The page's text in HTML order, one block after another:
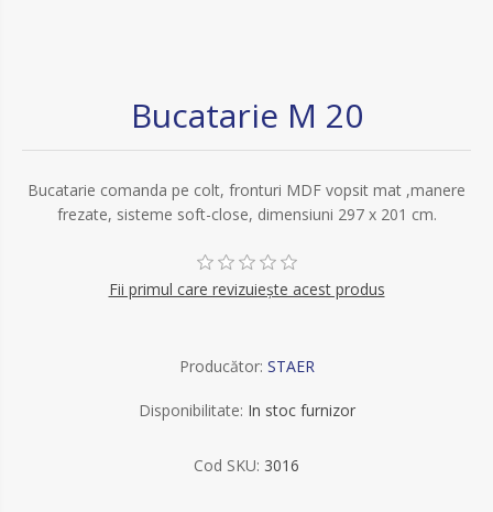
Bucatarie M 20
Bucatarie comanda pe colt, fronturi MDF vopsit mat ,manere
frezate, sisteme soft-close, dimensiuni 297 x 201 cm.
Fii primul care revizuiește acest produs
Producător: STAER
Disponibilitate: In stoc furnizor
Cod SKU: 3016